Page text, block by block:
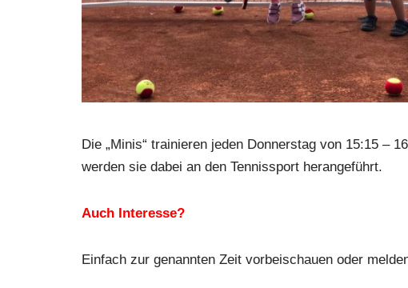
Die „Minis“ trainieren jeden Donnerstag von 15:15 –
werden sie dabei an den Tennissport herangeführt.
Auch Interesse?
Einfach zur genannten Zeit vorbeischauen oder